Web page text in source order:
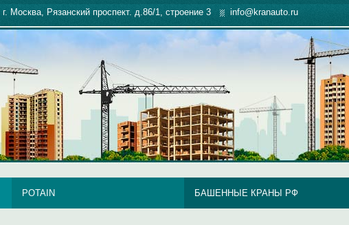
г. Москва, Рязанский проспект. д.86/1, строение 3 info@kranauto.ru
POTAIN БАШЕННЫЕ КРАНЫ РФ